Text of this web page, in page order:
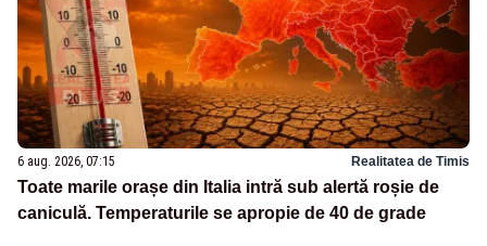
6 aug. 2026, 07:15 Realitatea de Timis
Toate marile orașe din Italia intră sub alertă roșie de
caniculă. Temperaturile se apropie de 40 de grade